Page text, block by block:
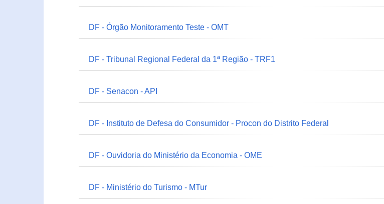
DF - Órgão Monitoramento Teste - OMT
DF - Tribunal Regional Federal da 1ª Região - TRF1
DF - Senacon - API
DF - Instituto de Defesa do Consumidor - Procon do Distrito Federal
DF - Ouvidoria do Ministério da Economia - OME
DF - Ministério do Turismo - MTur